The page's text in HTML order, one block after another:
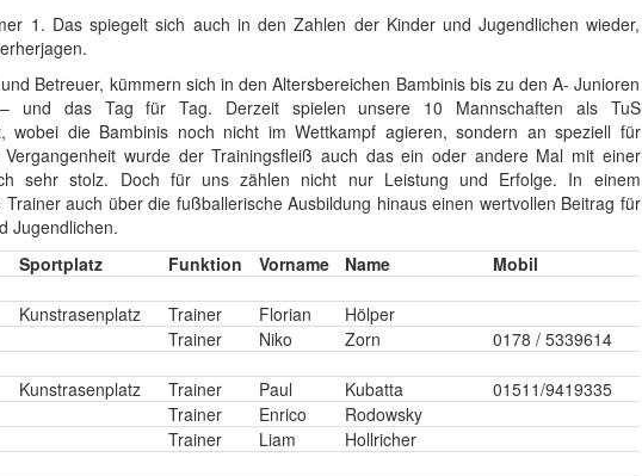
1. Das spiegelt sich auch in den Zahlen der Kinder und Jugendlichen wieder,
Betreuer, kümmern sich in den Altersbereichen Bambinis bis zu den A- Junioren
und das Tag für Tag. Derzeit spielen unsere 10 Mannschaften als TuS
wobei die Bambinis noch nicht im Wettkampf agieren, sondern an speziell für
wurde der Trainingsfleiß auch das ein oder andere Mal mit einer
sehr stolz. Doch für uns zählen nicht nur Leistung und Erfolge. In einem
auch über die fußballerische Ausbildung hinaus einen wertvollen Beitrag für
Jugendlichen.
Sportplatz Funktion Vorname Name Mobil
Kunstrasenplatz Trainer Florian
Hölper
Trainer Niko Zorn 0178 / 5339614
Kunstrasenplatz Trainer Paul Kubatta
01511/9419335
Trainer Enrico
Rodowsky
Trainer
Liam Hollricher